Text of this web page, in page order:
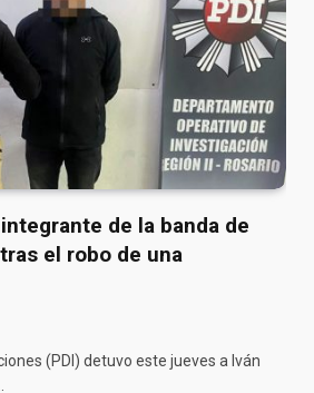
de la banda de
el robo de una
(PDI) detuvo este jueves a Iván